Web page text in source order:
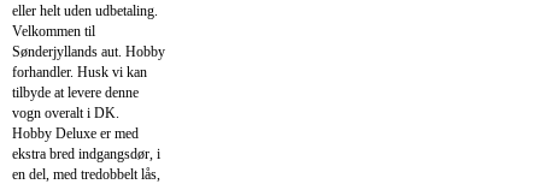
eller helt uden udbetaling.
Velkommen til
Sønderjyllands aut. Hobby
forhandler. Husk vi kan
tilbyde at levere denne
vogn overalt i DK.
Hobby Deluxe er med
ekstra bred indgangsdør, i
en del, med tredobbelt lås,